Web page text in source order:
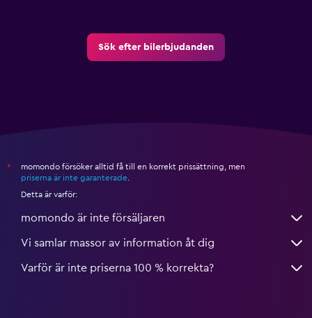
Sök efter bilerbjudanden
*
momondo försöker alltid få till en korrekt prissättning, men
priserna är inte garanterade.
Detta är varför:
momondo är inte försäljaren
Vi samlar massor av information åt dig
Varför är inte priserna 100 % korrekta?